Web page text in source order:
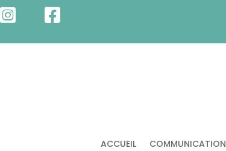
 
ACCUEIL COMMUNICATION